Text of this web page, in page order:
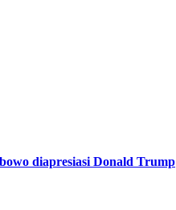
diapresiasi Donald Trump